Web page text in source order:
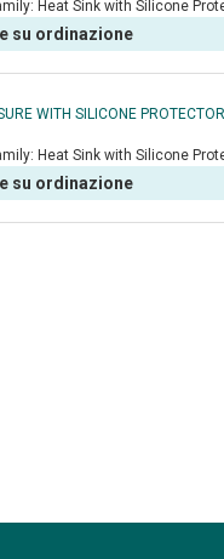
Heat Sink with Silicone
su ordinazione
WITH SILICONE PROTECTOR
Heat Sink with Silicone
su ordinazione